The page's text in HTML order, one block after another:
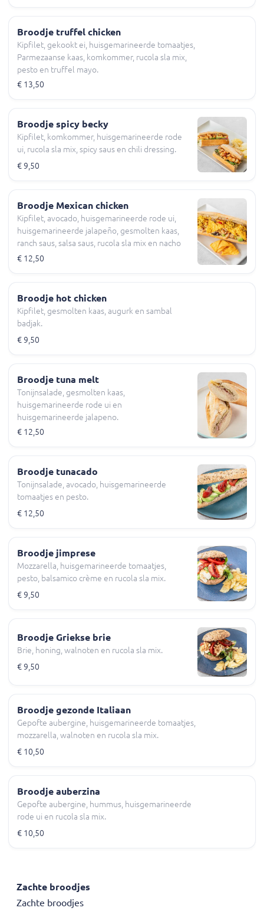
Broodje truffel chicken
Kipfilet, gekookt ei, huisgemarineerde tomaatjes,
Parmezaanse kaas, komkommer, rucola sla mix,
pesto en truffel mayo.
€ 13,50
Broodje spicy becky
Kipfilet, komkommer, huisgemarineerde rode
ui, rucola sla mix, spicy saus en chili dressing.
€ 9,50
Broodje Mexican chicken
Kipfilet, avocado, huisgemarineerde rode ui,
huisgemarineerde jalapeño, gesmolten kaas,
ranch saus, salsa saus, rucola sla mix en nacho
chips.
€ 12,50
Broodje hot chicken
Kipfilet, gesmolten kaas, augurk en sambal
badjak.
€ 9,50
Broodje tuna melt
Tonijnsalade, gesmolten kaas,
huisgemarineerde rode ui en
huisgemarineerde jalapeno.
€ 12,50
Broodje tunacado
Tonijnsalade, avocado, huisgemarineerde
tomaatjes en pesto.
€ 12,50
Broodje jimprese
Mozzarella, huisgemarineerde tomaatjes,
pesto, balsamico crème en rucola sla mix.
€ 9,50
Broodje Griekse brie
Brie, honing, walnoten en rucola sla mix.
€ 9,50
Broodje gezonde Italiaan
Gepofte aubergine, huisgemarineerde tomaatjes,
mozzarella, walnoten en rucola sla mix.
€ 10,50
Broodje auberzina
Gepofte aubergine, hummus, huisgemarineerde
rode ui en rucola sla mix.
€ 10,50
Zachte broodjes
Zachte broodjes